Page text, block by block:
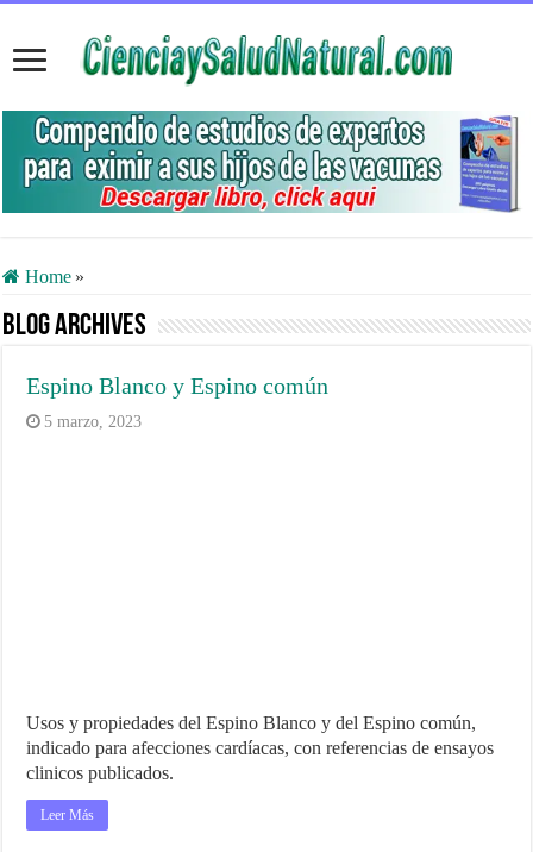
Home »
Blog Archives
Espino Blanco y Espino común
5 marzo, 2023
Usos y propiedades del Espino Blanco y del Espino común,
indicado para afecciones cardíacas, con referencias de ensayos
clinicos publicados.
Leer Más